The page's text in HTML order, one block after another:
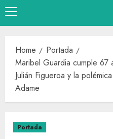
Home
Portada
Maribel Guardia cumple
Julián Figueroa y la
Adame
Portada